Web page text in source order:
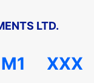
LTD.
M1 XXX